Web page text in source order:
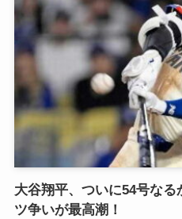
大谷翔平、ついに54号な
ツ争いが最高潮！